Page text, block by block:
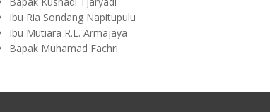
Ibu Ria Sondang Napitupulu
Ibu Mutiara R.L. Armajaya
Bapak Muhamad Fachri